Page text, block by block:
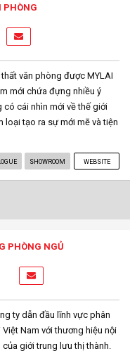
PHÒNG
văn phòng được MYLAI
mới chứa đựng nhiều ý
cái nhìn mới về thế giới
loại tạo ra sự mới mẽ và tiện
SHOWROOM WEBSITE
PHÒNG NGỦ
ty dẫn đầu lĩnh vực phân
Nam với thương hiệu nội
giới trung lưu thị thành.